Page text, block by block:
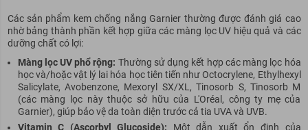
Các sản phẩm kem chống nắng Garnier thường được đánh giá cao
nhờ bảng thành phần kết hợp giữa các màng lọc UV hiệu quả và các
dưỡng chất có lợi:
Màng lọc UV phổ rộng: Thường sử dụng kết hợp các màng lọc hóa
học và/hoặc vật lý lai hóa học tiên tiến như Octocrylene, Ethylhexyl
Salicylate, Avobenzone, Mexoryl SX/XL, Tinosorb S, Tinosorb M
(các màng lọc này thuộc sở hữu của L'Oréal, công ty mẹ của
Garnier), giúp bảo vệ da toàn diện trước cả tia UVA và UVB.
Vitamin C (Ascorbyl Glucoside): Một dẫn xuất ổn định của